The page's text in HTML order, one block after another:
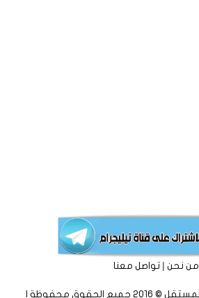
من نحن|تواصل معنا
موقع ( لا ) الأخباري المستقل © 2016 جميع الحقوق محفوظة |